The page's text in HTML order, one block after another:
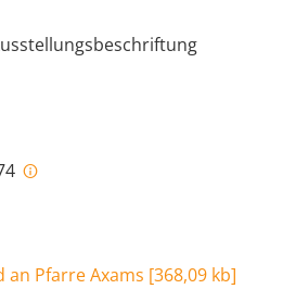
an Pfarre Axams [368,09 kb]